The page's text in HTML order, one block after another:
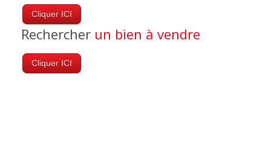
Cliquer ICI
Rechercher un bien à vendre
Cliquer ICI